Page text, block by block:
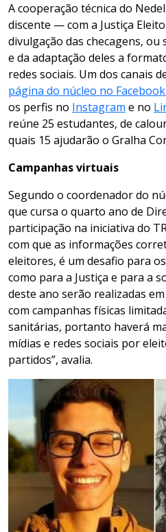
A cooperação técnica do
discente — com a Justiça
divulgação das checagens, ou
e da adaptação deles a
redes sociais. Um dos canais
página do núcleo no Facebook
os perfis no Instagram e no
reúne 25 estudantes, de
quais 15 ajudarão o Gralha
Campanhas virtuais
Segundo o coordenador do
que cursa o quarto ano de
participação na iniciativa do
com que as informações
eleitores, é um desafio para
como para a Justiça e para a
deste ano serão realizadas
com campanhas físicas
sanitárias, portanto haverá
mídias e redes sociais por
partidos”, avalia.